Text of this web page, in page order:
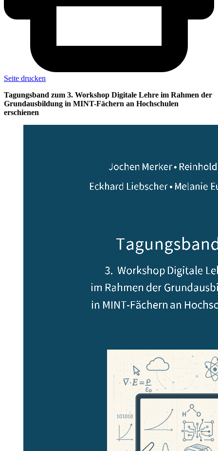
Seite drucken
Tagungsband zum 3. Workshop Digitale Lehre im Rahmen der
Grundausbildung in MINT-Fächern an Hochschulen
erschienen